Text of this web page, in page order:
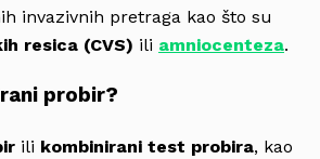
invazivnih pretraga kao što su
resica (CVS) ili amniocenteza.
probir?
ili kombinirani test probira, kao